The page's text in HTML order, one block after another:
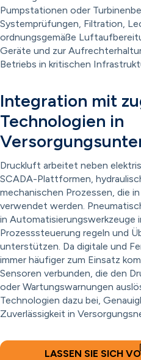
Pumpstationen oder
Systemprüfungen, Filtration,
ordnungsgemäße
Geräte und zur
Betriebs in kritischen
Integration mit
Technologien in
Druckluft arbeitet neben
SCADA-Plattformen,
mechanischen Prozessen, die
verwendet werden.
in Automatisierungswerkzeuge
Prozesssteuerung regeln und
unterstützen. Da digitale und
immer häufiger zum Einsatz
Sensoren verbunden, die den
oder Wartungswarnungen
Technologien dazu bei,
Zuverlässigkeit in
LASSEN SIE SICH